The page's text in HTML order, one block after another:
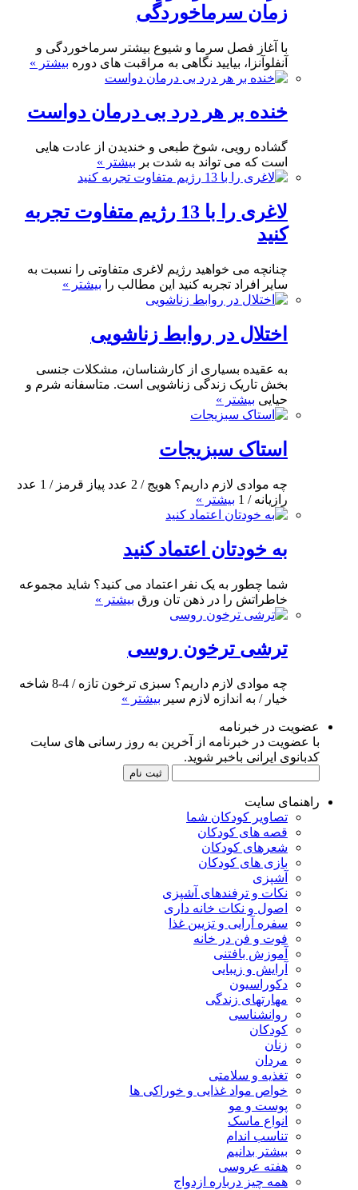
زمان سرماخوردگی
با آغاز فصل سرما و شیوع بیشتر سرماخوردگی و
آنفلوآنزا، بیایید نگاهی به مراقبت های دوره بیشتر »
خنده بر هر درد بی درمان دواست
گشاده رویی، شوخ طبعی و خندیدن از عادت هایی
است که می تواند به شدت بر بیشتر »
لاغری را با 13 رژیم متفاوت تجربه
کنید
چنانچه می خواهید رژیم لاغری متفاوتی را نسبت به
سایر افراد تجربه کنید این مطالب را بیشتر »
اختلال در روابط زناشویی
به عقیده بسیاری از کارشناسان، مشکلات جنسی
بخش تاریک زندگی زناشویی است. متاسفانه شرم و
حیایی بیشتر »
استاک سبزیجات
چه موادی لازم داریم؟ هویج / 2 عدد پیاز قرمز / 1 عدد
رازیانه / 1
بیشتر »
به خودتان اعتماد کنید
شما چطور به یک نفر اعتماد می کنید؟ شاید مجموعه
خاطراتش را در ذهن تان ورق بیشتر »
ترشی ترخون روسی
چه موادی لازم داریم؟ سبزی ترخون تازه / 4-8 شاخه
خیار / به اندازه لازم سیر بیشتر »
عضویت در خبرنامه
با عضویت در خبرنامه از آخرین به روز رسانی های سایت
کدبانوی ایرانی باخبر شوید.
راهنمای سایت
تصاویر کودکان شما
قصه های کودکان
شعرهای کودکان
بازی های کودکان
آشپزی
نکات و ترفندهای آشپزی
اصول و نکات خانه داری
سفره آرایی و تزیین غذا
فوت و فن در خانه
آموزش بافتنی
آرایش و زیبایی
دکوراسیون
مهارتهای زندگی
روانشناسی
کودکان
زنان
مردان
تغذیه و سلامتی
خواص مواد غذایی و خوراکی ها
پوست و مو
انواع ماسک
تناسب اندام
بیشتر بدانیم
هفته عروسی
همه چیز درباره ازدواج